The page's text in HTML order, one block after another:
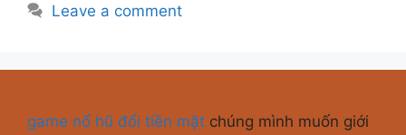
Leave a comment
game nổ hũ đổi tiền mặt chúng mình muốn giới